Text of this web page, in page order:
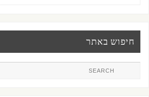
חיפוש באתר